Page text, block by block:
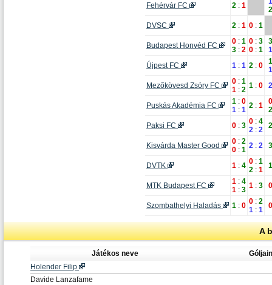
Fehérvár FC
2 : 1
DVSC
2 : 1 0 : 1
Budapest Honvéd FC 0 : 1
3 : 2
0 : 3
0 : 1
Újpest FC
1 : 1 2 : 0
Mezőkövesd Zsóry FC
0 : 1
1 : 2 1 : 0
Puskás Akadémia FC 1 : 0
1 : 1 2 : 1
Paksi FC
0 : 3 0 : 4
2 : 2
Kisvárda Master Good 0 : 2
0 : 1 2 : 2
DVTK 1 : 4 0 : 1
2 : 1
MTK Budapest FC 1 : 4
1 : 3 1 : 3
Szombathelyi Haladás 1 : 0 0 : 2
1 : 1
A
Játékos neve
Holender Filip
Davide Lanzafame